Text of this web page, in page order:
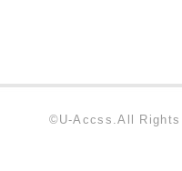
©U-Accss.All Rights